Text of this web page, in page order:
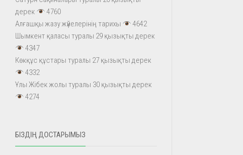
дерек
4760
Алғашқы жазу жүйелерінің тарихы
4642
Шымкент қаласы туралы 29 қызықты дерек
4347
Көкқұс құстары туралы 27 қызықты дерек
4332
Ұлы Жібек жолы туралы 30 қызықты дерек
4274
БІЗДІҢ ДОСТАРЫМЫЗ